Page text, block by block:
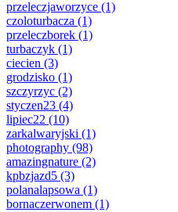
przeleczjaworzyce (1)
czoloturbacza (1)
przeleczborek (1)
turbaczyk (1)
ciecien (3)
grodzisko (1)
szczyrzyc (2)
styczen23 (4)
lipiec22 (10)
zarkalwaryjski (1)
photography (98)
amazingnature (2)
kpbzjazd5 (3)
polanalapsowa (1)
bornaczerwonem (1)